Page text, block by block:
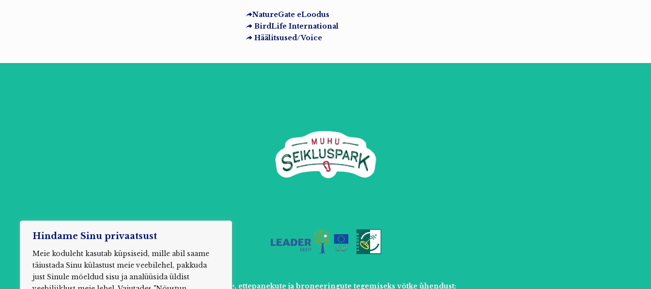
Hindame Sinu privaatsust
Meie koduleht kasutab küpsiseid, mille abil saame
täiustada Sinu külastust meie veebilehel, pakkuda
just Sinule mõeldud sisu ja analüüsida üldist
NatureGate eLoodus
BirdLife International
Häälitsused/Voice
Küsimuste, ettepanekute ja broneeringute tegemiseks võtke ühendust: